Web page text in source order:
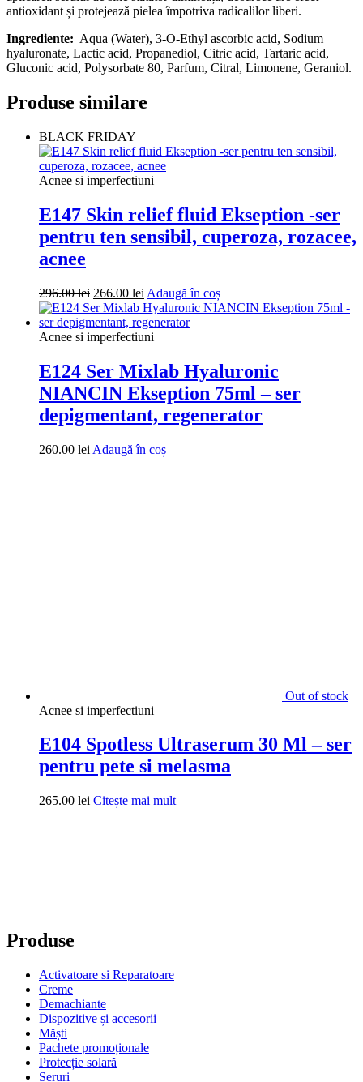
antioxidant și protejează pielea împotriva radicalilor liberi.
Ingrediente: Aqua (Water), 3-O-Ethyl ascorbic acid, Sodium
hyaluronate, Lactic acid, Propanediol, Citric acid, Tartaric acid,
Gluconic acid, Polysorbate 80, Parfum, Citral, Limonene, Geraniol.
Produse similare
BLACK FRIDAY
Acnee si imperfectiuni
E147 Skin relief fluid Ekseption -ser
pentru ten sensibil, cuperoza, rozacee,
acnee
296.00lei Prețul
inițial
a
fost:
266.00 lei Prețul
curent
este:
266.00 lei.
Adaugă în coș
Acnee si imperfectiuni
E124 Ser Mixlab Hyaluronic
NIANCIN Ekseption 75ml – ser
depigmentant, regenerator
260.00 lei Adaugă în coș
Produse
Activatoare si Reparatoare
Demachiante
Suport
Contul tău de consumator
Politica de confidențialitate
Termeni și condiții
Politica de cookie-uri
Politica de retur
Ingrediente
Contact